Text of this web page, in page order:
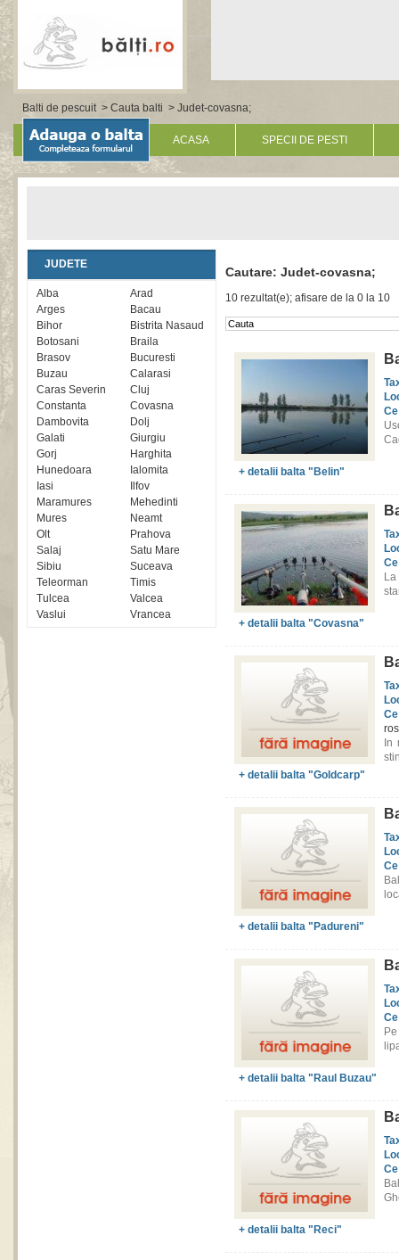
Balti de pescuit> Cauta balti > Judet-covasna;
ACASA SPECII DE PESTI
JUDETE
Alba
Arad
Arges
Bacau
Bihor
Bistrita Nasaud
Botosani
Braila
Brasov
Bucuresti
Buzau
Calarasi
Caras Severin
Cluj
Constanta
Covasna
Dambovita
Dolj
Galati
Giurgiu
Gorj
Harghita
Hunedoara
Ialomita
Iasi
Ilfov
Maramures
Mehedinti
Mures
Neamt
Olt
Prahova
Salaj
Satu Mare
Sibiu
Suceava
Teleorman
Timis
Tulcea
Valcea
Vaslui
Vrancea
Cautare: Judet-covasna;
10 rezultat(e); afisare de la 0 la 10
+ detalii balta "Belin"
+ detalii balta "Covasna"
In
+ detalii balta "Goldcarp"
+ detalii balta "Padureni"
+ detalii balta "Raul Buzau"
+ detalii balta "Reci"